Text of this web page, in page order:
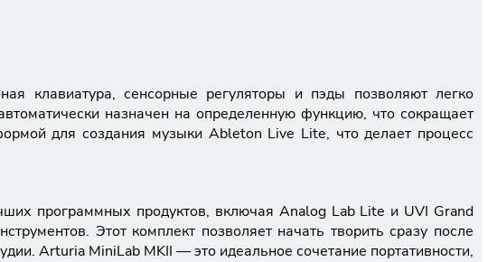
клавиатура, сенсорные регуляторы и пэды позволяют легко
назначен на определенную функцию, что сокращает
для создания музыки Ableton Live Lite, что делает процесс
программных продуктов, включая Analog Lab Lite и UVI Grand
Этот комплект позволяет начать творить сразу после
Arturia MiniLab MKII — это идеальное сочетание портативности,